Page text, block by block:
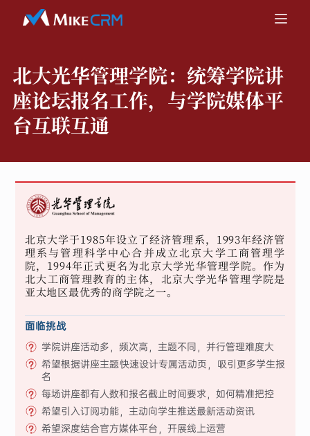
北大光华管理学院： 统筹学院讲
座论坛报名工作，与学院媒体平
台互联互通
北京大学于1985年设立了经济管理系，1993年经济管
理系与管理科学中心合并成立北京大学工商管理学
院，1994年正式更名为北京大学光华管理学院。作为
北大工商管理教育的主体，北京大学光华管理学院是
亚太地区最优秀的商学院之一。
面临挑战
学院讲座活动多，频次高，主题不同，并行管理难度大
希望根据讲座主题快速设计专属活动页，吸引更多学生报
名
每场讲座都有人数和报名截止时间要求，如何精准把控
希望引入订阅功能，主动向学生推送最新活动资讯
希望深度结合官方媒体平台，开展线上运营